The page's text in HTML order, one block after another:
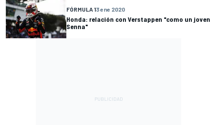
FÓRMULA 13 ene 2020
Honda: relación con Verstappen "como un joven
Senna"